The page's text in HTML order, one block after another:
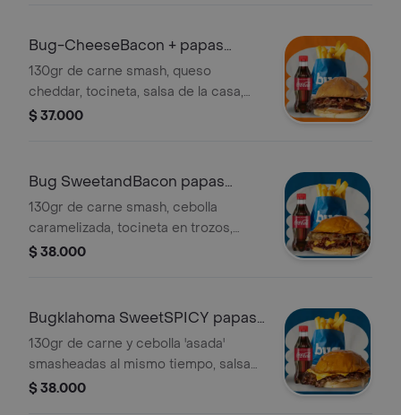
Bug-CheeseBacon + papas
mediana y bebida
130gr de carne smash, queso
cheddar, tocineta, salsa de la casa,
tomate, cebolla. Incluye papas
$ 37.000
Bug SweetandBacon papas
mediana y bebida
130gr de carne smash, cebolla
caramelizada, tocineta en trozos,
queso cheddar y salsa de la casa.
$ 38.000
Bugklahoma SweetSPICY papas
md y bebida
130gr de carne y cebolla 'asada'
smasheadas al mismo tiempo, salsa
chipotle dulce, salsa picante y queso
$ 38.000